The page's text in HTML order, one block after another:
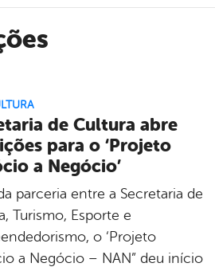
de Cultura abre
para o ‘Projeto
a Negócio’
parceria entre a Secretaria de
Turismo, Esporte e
o ‘Projeto
a Negócio – NAN” deu início